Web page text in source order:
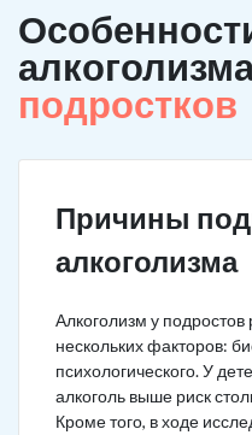
подростков
Причины
алкоголизма
Алкоголизм у
нескольких факторов:
психологического. У
алкоголь выше риск
Кроме того, в ходе